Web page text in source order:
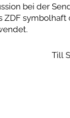
bei der
symbolhaft
Till